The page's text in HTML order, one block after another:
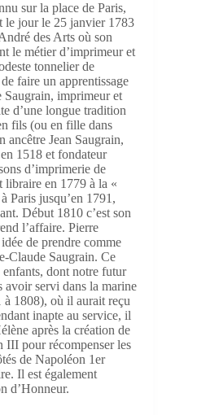
sur la place de Paris,
le jour le 25 janvier 1783
des Arts où son
le métier d’imprimeur et
tonnelier de
faire un apprentissage
imprimeur et
d’une longue tradition
fils (ou en fille dans
ancêtre Jean Saugrain,
1518 et fondateur
d’imprimerie de
libraire en 1779 à la «
Paris jusqu’en 1791,
Début 1810 c’est son
l’affaire. Pierre
de prendre comme
Claude Saugrain. Ce
dont notre futur
avoir servi dans la marine
à 1808), où il aurait reçu
inapte au service, il
après la création de
III pour récompenser les
de Napoléon 1er
Il est également
d’Honneur.